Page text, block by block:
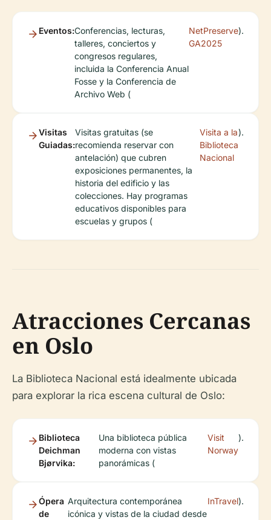
Eventos:Conferencias, lecturas,
talleres, conciertos y
congresos regulares,
incluida la Conferencia Anual
Fosse y la Conferencia de
Archivo Web (
NetPreserve
GA2025
).
Visitas
Guiadas:
Visitas gratuitas (se
recomienda reservar con
antelación) que cubren
exposiciones permanentes, la
historia del edificio y las
colecciones. Hay programas
educativos disponibles para
escuelas y grupos (
Visita a la
Biblioteca
Nacional
).
Atracciones Cercanas
en Oslo
La Biblioteca Nacional está idealmente ubicada
para explorar la rica escena cultural de Oslo:
Biblioteca
Deichman
Bjørvika:
Una biblioteca pública
moderna con vistas
panorámicas (
Visit
Norway
).
Ópera
de
Arquitectura contemporánea
icónica y vistas de la ciudad desde
InTravel).